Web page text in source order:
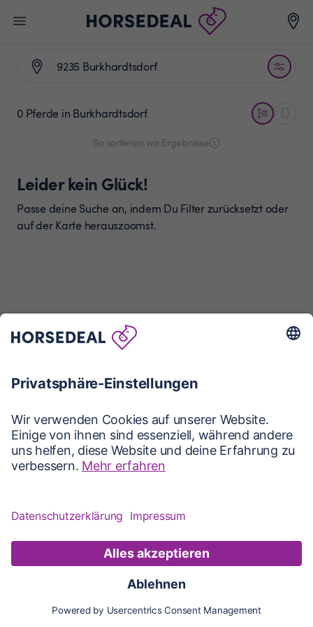
Karte Updates Konto
Karte
0 Pferde in Burkhardtsdorf
So sortieren wir Ergebnisse
Leider kein Glück!
Passe deine Suche an, indem Du Filter zurücksetzt oder
auf der Karte herauszoomst.